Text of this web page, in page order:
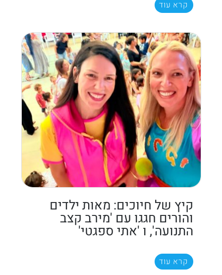
קרא עוד
קיץ של חיוכים: מאות ילדים
והורים חגגו עם 'מירב קצב
התנועה', ו 'אתי ספגטי'
קרא עוד